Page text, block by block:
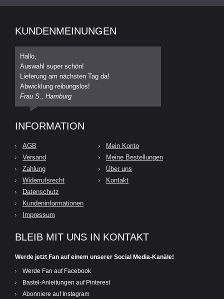
KUNDENMEINUNGEN
Hallo,
Auswahl super schön!
Lieferung am nächsten Tag da!
Abwicklung reibungslos!
Frau S., Hamburg
INFORMATION
AGB
Versand
Zahlung
Widerrufsrecht
Datenschutz
Kundeninformationen
Impressum
Mein Konto
Meine Bestellungen
Über uns
Kontakt
BLEIB MIT UNS IN KONTAKT
Werde jetzt Fan auf einem unserer Social Media-Kanäle!
Werde Fan auf Facebook
Bastel-Anleitungen auf Pinterest
Abonniere auf Instagram